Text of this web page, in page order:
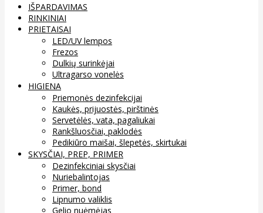
IŠPARDAVIMAS
RINKINIAI
PRIETAISAI
LED/UV lempos
Frezos
Dulkių surinkėjai
Ultragarso vonelės
HIGIENA
Priemonės dezinfekcijai
Kaukės, prijuostės, pirštinės
Servetėlės, vata, pagaliukai
Rankšluosčiai, paklodės
Pedikiūro maišai, šlepetės, skirtukai
SKYSČIAI, PREP, PRIMER
Dezinfekciniai skysčiai
Nuriebalintojas
Primer, bond
Lipnumo valiklis
Gelio nuėmėjas